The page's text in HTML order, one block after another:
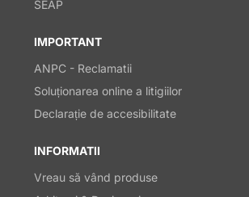
SEAP
IMPORTANT
ANPC - Reclamatii
Soluționarea online a litigiilor
Declarație de accesibilitate
INFORMATII
Vreau să vând produse